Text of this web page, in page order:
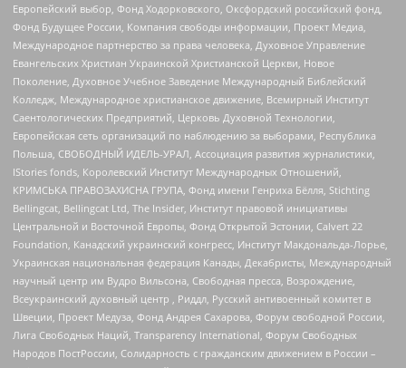
Европейский выбор, Фонд Ходорковского, Оксфордский российский фонд,
Фонд Будущее России, Компания свободы информации, Проект Медиа,
Международное партнерство за права человека, Духовное Управление
Евангельских Христиан Украинской Христианской Церкви, Новое
Поколение, Духовное Учебное Заведение Международный Библейский
Колледж, Международное христианское движение, Всемирный Институт
Саентологических Предприятий, Церковь Духовной Технологии,
Европейская сеть организаций по наблюдению за выборами, Республика
Польша, СВОБОДНЫЙ ИДЕЛЬ-УРАЛ, Ассоциация развития журналистики,
IStories fonds, Королевский Институт Международных Отношений,
КРИМСЬКА ПРАВОЗАХИСНА ГРУПА, Фонд имени Генриха Бёлля, Stichting
Bellingcat, Bellingcat Ltd, The Insider, Институт правовой инициативы
Центральной и Восточной Европы, Фонд Открытой Эстонии, Calvert 22
Foundation, Канадский украинский конгресс, Институт Макдональда-Лорье,
Украинская национальная федерация Канады, Декабристы, Международный
научный центр им Вудро Вильсона, Свободная пресса, Возрождение,
Всеукраинский духовный центр , Риддл, Русский антивоенный комитет в
Швеции, Проект Медуза, Фонд Андрея Сахарова, Форум свободной России,
Лига Свободных Наций, Transparеncy International, Форум Свободных
Народов ПостРоссии, Солидарность с гражданским движением в России –